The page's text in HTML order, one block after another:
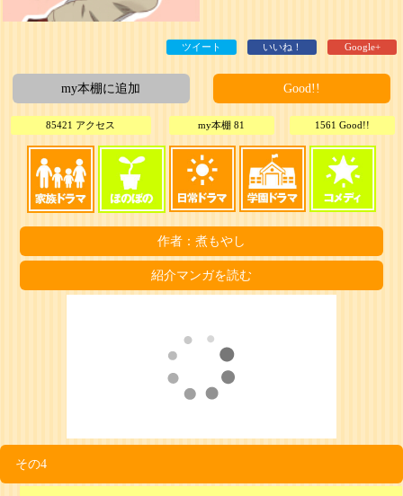
ツイート いいね！ Google+
my本棚に追加 Good!!
85421 アクセス my本棚 81 1561 Good!!
作者：煮もやし
紹介マンガを読む
その4